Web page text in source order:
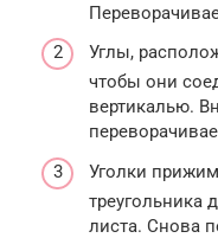
Углы,
чтобы они
вертикалью.
Уголки
треугольника
листа. Снова